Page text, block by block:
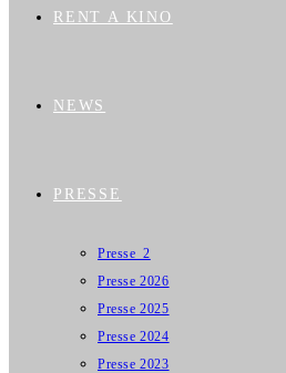
RENT A KINO
NEWS
PRESSE
Presse_2
Presse 2026
Presse 2025
Presse 2024
Presse 2023